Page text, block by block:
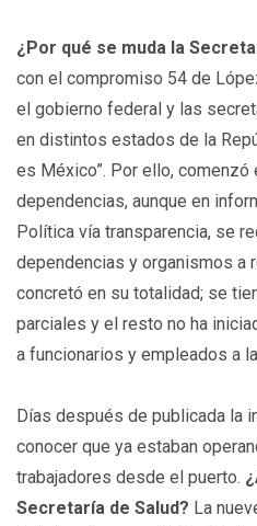
¿Por qué se muda la
con el compromiso 54 de
el gobierno federal y las
en distintos estados de la
es México”. Por ello, comenzó
dependencias, aunque en
Política vía transparencia, se
dependencias y organismos a
concretó en su totalidad; se
parciales y el resto no ha
a funcionarios y empleados a
Días después de publicada la
conocer que ya estaban
trabajadores desde el puerto.
Secretaría de Salud? La